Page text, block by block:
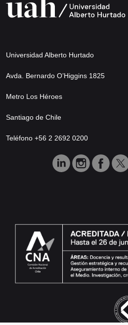
Universidad Alberto Hurtado
Avda. Bernardo O’Higgins 1825
Metro Los Héroes
Santiago de Chile
Teléfono +56 2 2692 0200